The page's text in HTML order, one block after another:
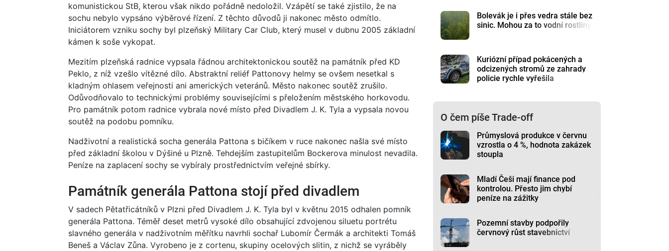
komunistickou StB, kterou však nikdo pořádně nedoložil. Vzápětí se také zjistilo, že na
sochu nebylo vypsáno výběrové řízení. Z těchto důvodů ji nakonec město odmítlo.
Iniciátorem vzniku sochy byl plzeňský Military Car Club, který musel v dubnu 2005 základní
kámen k soše vykopat.
Mezitím plzeňská radnice vypsala řádnou architektonickou soutěž na památník před KD
Peklo, z níž vzešlo vítězné dílo. Abstraktní reliéf Pattonovy helmy se ovšem nesetkal s
kladným ohlasem veřejnosti ani amerických veteránů. Město nakonec soutěž zrušilo.
Odůvodňovalo to technickými problémy souvisejícími s přeložením městského horkovodu.
Pro památník potom radnice vybrala nové místo před Divadlem J. K. Tyla a vypsala novou
soutěž na podobu pomníku.
Nadživotní a realistická socha generála Pattona s bičíkem v ruce nakonec našla své místo
před základní školou v Dýšiné u Plzně. Tehdejším zastupitelům Bockerova minulost nevadila.
Peníze na zaplacení sochy se vybíraly prostřednictvím veřejné sbírky.
Památník generála Pattona stojí před divadlem
V sadech Pětatřicátníků v Plzni před Divadlem J. K. Tyla byl v květnu 2015 odhalen pomník
generála Pattona. Téměř deset metrů vysoké dílo obsahující zdvojenou siluetu portrétu
slavného generála v nadživotním měřítku navrhli sochař Lubomír Čermák a architekti Tomáš
Beneš a Václav Zůna. Vyrobeno je z cortenu, skupiny ocelových slitin, z nichž se vyráběly
Bolevák je i přes vedra stále bez
sinic. Mohou za to vodní rostliny
Kuriózní případ pokácených a
odcizených stromů ze zahrady
policie rychle vyřešila
O čem píše Trade-off
Průmyslová produkce v červnu
vzrostla o 4 %, hodnota zakázek
stoupla
Mladí Češi mají finance pod
kontrolou. Přesto jim chybí
peníze na zážitky
Pozemní stavby podpořily
červnový růst stavebnictví